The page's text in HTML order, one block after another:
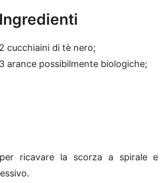
Ingredienti
2 cucchiaini di tè nero;
3 arance possibilmente biologiche;
per ricavare la scorza a spirale e